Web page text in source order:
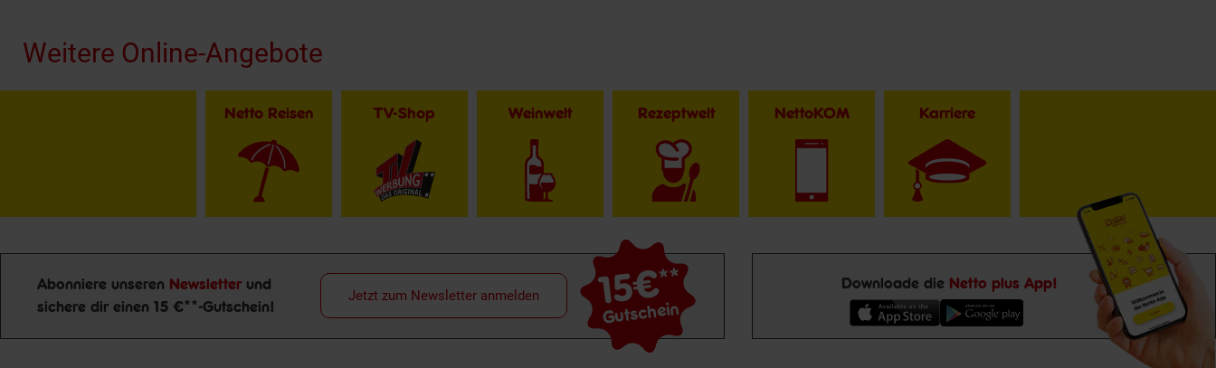
Weitere Online-Angebote
Netto Reisen TV-Shop Weinwelt Rezeptwelt NettoKOM Karriere
Newsletter Anmeldung
Abonniere unseren Newsletter und
sichere dir einen 15 €**-Gutschein!
15€**
Gutschein
Jetzt zum Newsletter anmelden
Downloade die Netto plus App!